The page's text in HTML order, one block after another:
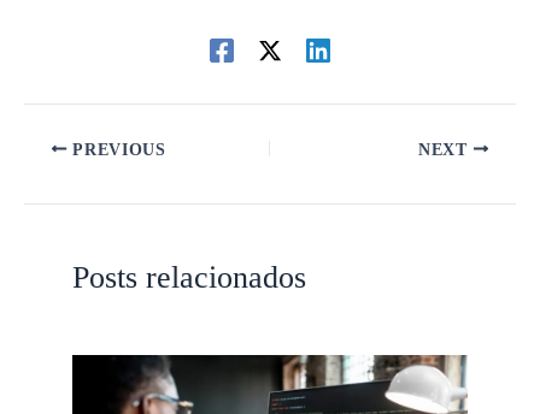
PREVIOUS NEXT
Posts relacionados